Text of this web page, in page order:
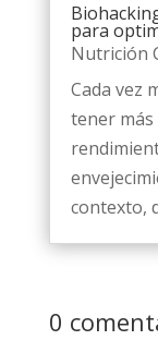
para
Nutrición
Cada vez
tener
contexto,
0